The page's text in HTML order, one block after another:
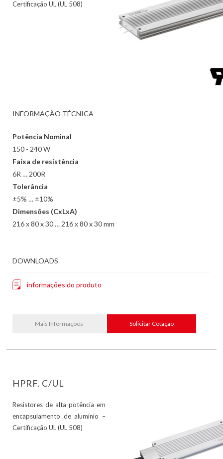
Certificação UL (UL 508)
INFORMAÇÃO TÉCNICA
Potência Nominal
150 - 240 W
Faixa de resistência
6R … 200R
Tolerância
±5% … ±10%
Dimensões (CxLxA)
216 x 80 x 30 … 216 x 80 x 30 mm
DOWNLOADS
informações do produto
Mais Informações Solicitar Cotação
HPRF. C/UL
Resistores de alta potência em
encapsulamento de alumínio –
Certificação UL (UL 508)